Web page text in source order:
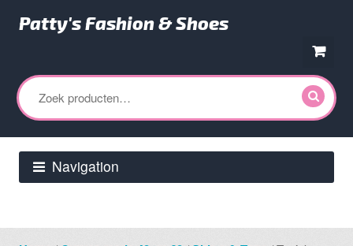
naar
navigatie
naar
de
inhoud
Patty's Fashion & Shoes
Zoeken
naar:
Navigation